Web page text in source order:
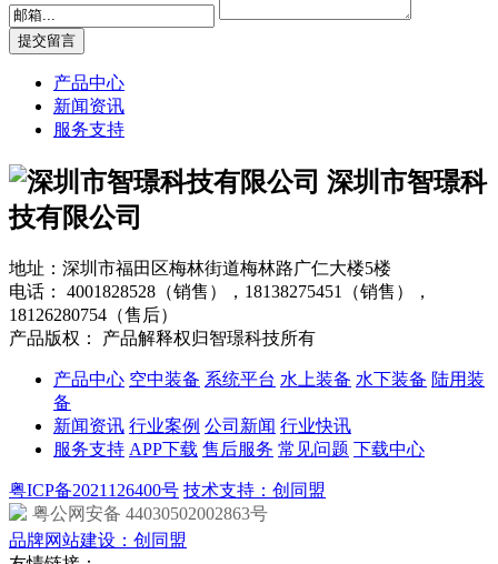
产品中心
新闻资讯
服务支持
深圳市智璟科
技有限公司
地址：深圳市福田区梅林街道梅林路广仁大楼5楼
电话： 4001828528（销售），18138275451（销售），
18126280754（售后）
产品版权： 产品解释权归智璟科技所有
产品中心 空中装备 系统平台 水上装备 水下装备 陆用装
备
新闻资讯 行业案例 公司新闻 行业快讯
服务支持 APP下载 售后服务 常见问题 下载中心
粤ICP备2021126400号 技术支持：创同盟
粤公网安备 44030502002863号
品牌网站建设：创同盟